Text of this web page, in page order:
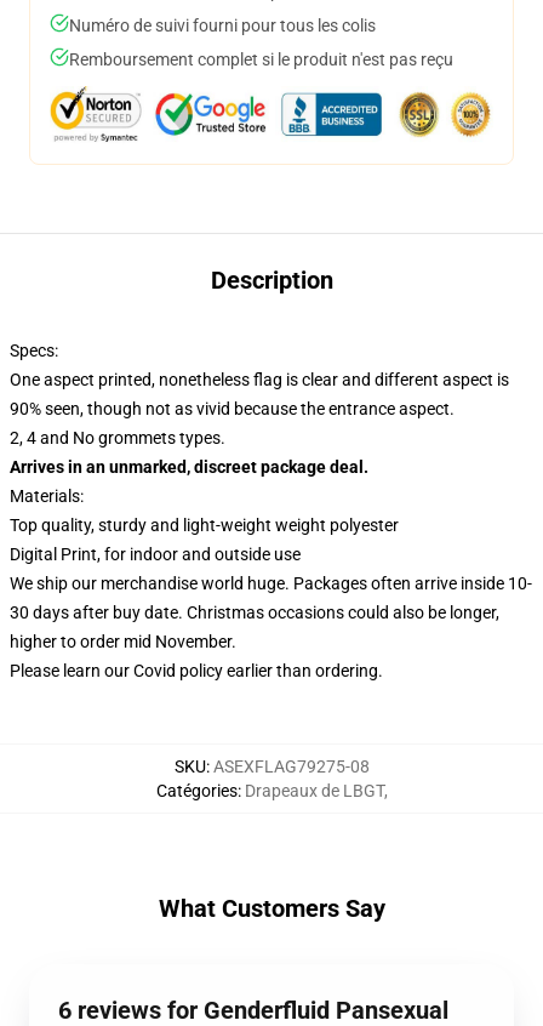
Numéro de suivi fourni pour tous les colis
Remboursement complet si le produit n'est pas reçu
Description
Specs:
One aspect printed, nonetheless flag is clear and different aspect is
90% seen, though not as vivid because the entrance aspect.
2, 4 and No grommets types.
Arrives in an unmarked, discreet package deal.
Materials:
Top quality, sturdy and light-weight weight polyester
Digital Print, for indoor and outside use
We ship our merchandise world huge. Packages often arrive inside 10-
30 days after buy date. Christmas occasions could also be longer,
higher to order mid November.
Please learn our Covid policyearlier than ordering.
SKU:ASEXFLAG79275-08
Catégories: Drapeaux de LBGT,
What Customers Say
6 reviews for Genderfluid Pansexual